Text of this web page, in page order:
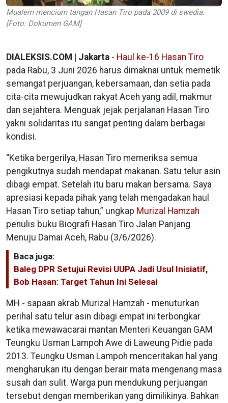
Mualem mencium tangan Hasan Tiro pada 2009 di swedia.
[Foto: Dokumen GAM]
DIALEKSIS.COM | Jakarta - Haul ke-16 Hasan Tiro
pada Rabu, 3 Juni 2026 harus dimaknai untuk memetik
semangat perjuangan, kebersamaan, dan setia pada
cita-cita mewujudkan rakyat Aceh yang adil, makmur
dan sejahtera. Menguak jejak perjalanan Hasan Tiro
yakni solidaritas itu sangat penting dalam berbagai
kondisi.
“Ketika bergerilya, Hasan Tiro memeriksa semua
pengikutnya sudah mendapat makanan. Satu telur asin
dibagi empat. Setelah itu baru makan bersama. Saya
apresiasi kepada pihak yang telah mengadakan haul
Hasan Tiro setiap tahun,” ungkap Murizal Hamzah
penulis buku Biografi Hasan Tiro Jalan Panjang
Menuju Damai Aceh, Rabu (3/6/2026).
Baca juga:
Baleg DPR Setujui Revisi UUPA Jadi Usul Inisiatif,
Bob Hasan: Target Tahun Ini Selesai
MH - sapaan akrab Murizal Hamzah - menuturkan
perihal satu telur asin dibagi empat ini terbongkar
ketika mewawacarai mantan Menteri Keuangan GAM
Teungku Usman Lampoh Awe di Laweung Pidie pada
2013. Teungku Usman Lampoh menceritakan hal yang
mengharukan itu dengan berair mata mengenang masa
susah dan sulit. Warga pun mendukung perjuangan
tersebut dengan memberikan yang dimilikinya. Bahkan